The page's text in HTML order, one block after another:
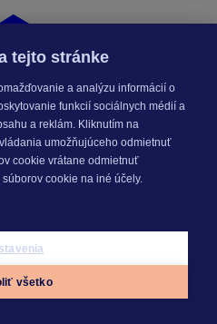
tejto stránke
a analýzu informácií o
funkcií sociálnych médií a
a reklám. Kliknutím na
umožňujúceho odmietnuť
cookie vrátane odmietnuť
cookie na iné účely.
všetko